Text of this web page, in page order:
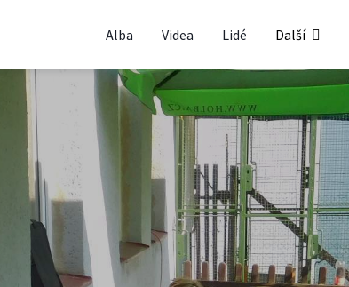
Alba Videa Lidé Další